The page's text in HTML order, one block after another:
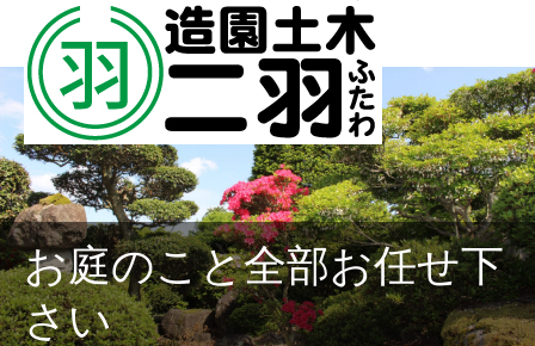
お庭のこと全部お任せ下
さい